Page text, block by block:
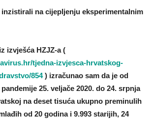
na cijepljenju eksperimentalnim
izvješća HZJZ-a (
tjedna-izvjesca-hrvatskog-
854) izračunao sam da je od
25. veljače 2020. do 24. srpnja
na deset tisuća ukupno preminulih
od 20 godina i 9.993 starijih, 24